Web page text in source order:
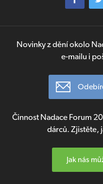
Novinky z dění okolo
e-mailu i
Činnost Nadace Forum
dárců. Zjistěte,
Jak nás